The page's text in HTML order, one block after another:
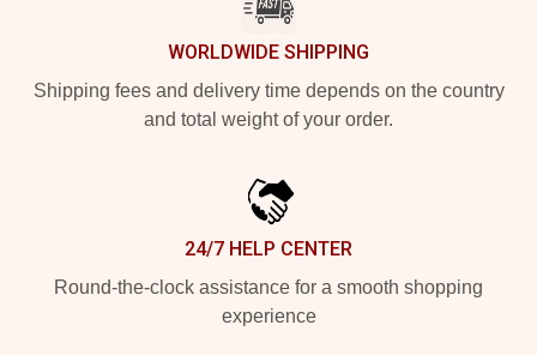
WORLDWIDE SHIPPING
Shipping fees and delivery time depends on the country
and total weight of your order.
24/7 HELP CENTER
Round-the-clock assistance for a smooth shopping
experience